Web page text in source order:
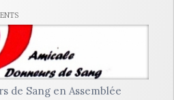
de Sang en Assemblée